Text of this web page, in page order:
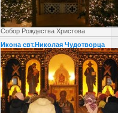
Собор Рождества Христова
Икона свт.Николая Чудотворца